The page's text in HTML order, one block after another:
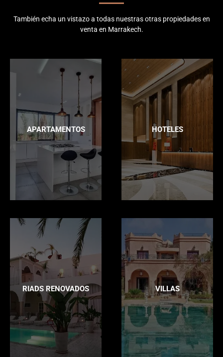
También echa un vistazo a todas nuestras otras propiedades en
venta en Marrakech.
APARTAMENTOS HOTELES
RIADS RENOVADOS VILLAS